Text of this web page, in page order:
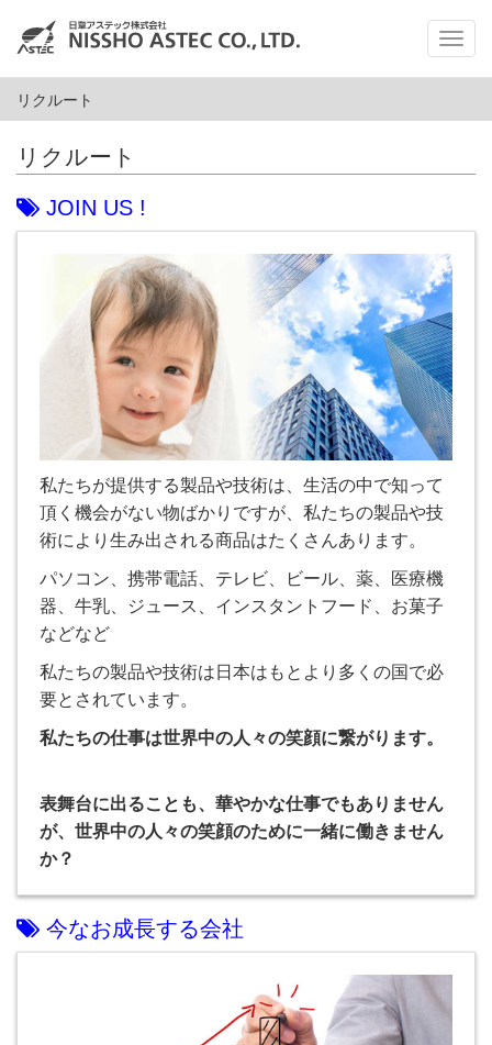
メ
ニ
リクルート
リクルート
JOIN US !
私たちが提供する製品や技術は、生活の中で知って
頂く機会がない物ばかりですが、私たちの製品や技
術により生み出される商品はたくさんあります。
パソコン、携帯電話、テレビ、ビール、薬、医療機
器、牛乳、ジュース、インスタントフード、お菓子
などなど
私たちの製品や技術は日本はもとより多くの国で必
要とされています。
私たちの仕事は世界中の人々の笑顔に繋がります。
表舞台に出ることも、華やかな仕事でもありません
が、世界中の人々の笑顔のために一緒に働きません
か？
今なお成長する会社